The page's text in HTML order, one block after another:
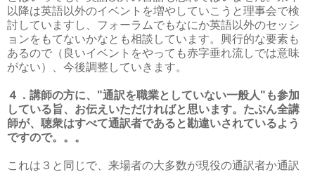
以降は英語以外のイベントを増やしていこうと理事会で検
討していますし、フォーラムでもなにか英語以外のセッシ
ョンをもてないかなとも相談しています。興行的な要素も
あるので（良いイベントをやっても赤字垂れ流しでは意味
がない）、今後調整していきます。
４．講師の方に、"通訳を職業としていない一般人"も参加
している旨、お伝えいただければと思います。たぶん全講
師が、聴衆はすべて通訳者であると勘違いされているよう
ですので。。。
これは３と同じで、来場者の大多数が現役の通訳者か通訳